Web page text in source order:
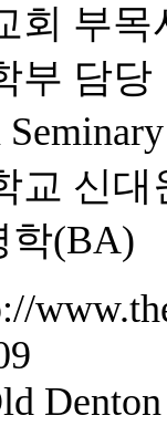
회 부목
부 담당
교 신
학(BA)